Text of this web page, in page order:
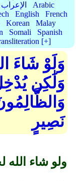
Grammar الإعراب
Arabic
English
French
Korean
Malay
Somali
Spanish
[+]
وَلَوْ شَاءَ
وَلَٰكِن
نَصِيرٍ
ولو شاء الله